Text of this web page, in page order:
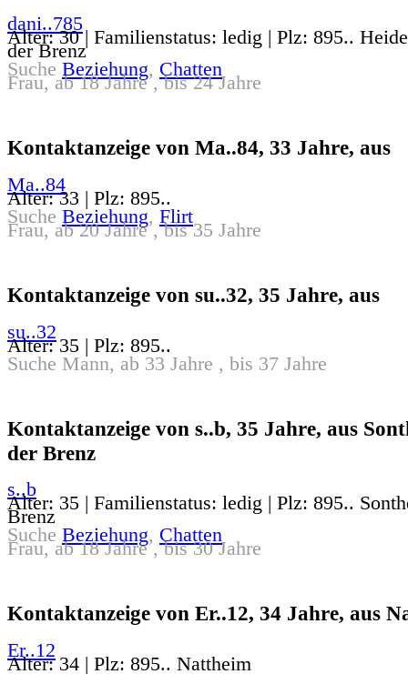
dani..785
Alter: 30 | Familienstatus: ledig | Plz: 895..
der Brenz
Suche Beziehung, Chatten
Frau, ab 18 Jahre , bis 24 Jahre
Kontaktanzeige von Ma..84, 33 Jahre, aus
Ma..84
Alter: 33 | Plz: 895..
Suche Beziehung, Flirt
Frau, ab 20 Jahre , bis 35 Jahre
Kontaktanzeige von su..32, 35 Jahre, aus
su..32
Alter: 35 | Plz: 895..
Suche Mann, ab 33 Jahre , bis 37 Jahre
Kontaktanzeige von s..b, 35 Jahre, aus
der Brenz
s..b
Alter: 35 | Familienstatus: ledig | Plz: 895..
Brenz
Suche Beziehung, Chatten
Frau, ab 18 Jahre , bis 30 Jahre
Kontaktanzeige von Er..12, 34 Jahre, aus
Er..12
Alter: 34 | Plz: 895.. Nattheim